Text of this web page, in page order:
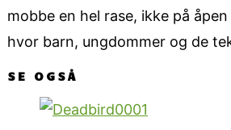
mobbe en hel rase, ikke på
hvor barn, ungdommer og de
SE OGSÅ